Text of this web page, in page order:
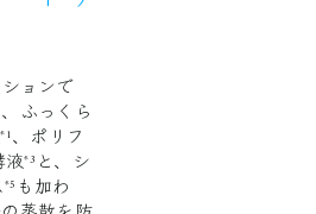
ョンで
ふっくら
*1、ポリフ
液*3 と、シ
*5 も加わ